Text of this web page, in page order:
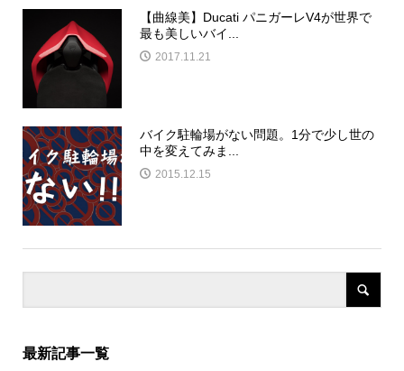
【曲線美】Ducati パニガーレV4が世界で
最も美しいバイ...
2017.11.21
バイク駐輪場がない問題。1分で少し世の
中を変えてみま...
2015.12.15
最新記事一覧